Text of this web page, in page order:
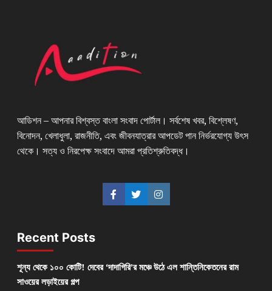
আডিশন – আপনার বিশ্বস্ত বাংলা সংবাদ পোর্টাল। সর্বশেষ খবর, বিশ্লেষণ,
বিনোদন, খেলাধুলা, রাজনীতি, এবং জীবনযাত্রার আপডেট পান নির্ভরযোগ্য উৎস
থেকে। সত্য ও নিরপেক্ষ সংবাদে আমরা প্রতিশ্রুতিবদ্ধ।
Recent Posts
শূন্য থেকে ১০০ কোটি! দেবের ‘দাদাগিরি’র মঞ্চে উঠে এল শান্তিনিকেতনের রাম
সাওয়ের লড়াইয়ের গল্প